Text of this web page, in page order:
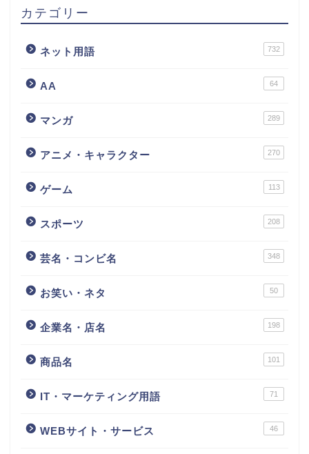
カテゴリー
ネット用語 732
AA 64
マンガ 289
アニメ・キャラクター 270
ゲーム 113
スポーツ 208
芸名・コンビ名 348
お笑い・ネタ 50
企業名・店名 198
商品名 101
IT・マーケティング用語 71
WEBサイト・サービス 46